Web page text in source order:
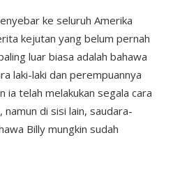
ke seluruh Amerika
kejutan yang belum pernah
luar biasa adalah bahawa
laki-laki dan perempuannya
ia telah melakukan segala cara
di sisi lain, saudara-
Billy mungkin sudah